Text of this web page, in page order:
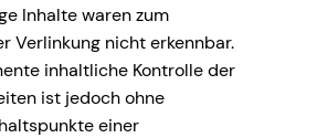
Inhalte waren zum
Verlinkung nicht erkennbar.
inhaltliche Kontrolle der
ist jedoch ohne
einer